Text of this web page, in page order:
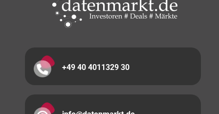
+49 40 4011329 30